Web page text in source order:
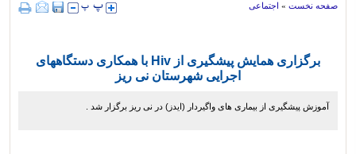
صفحه نخست » اجتماعی
برگزاری همایش پیشگیری از Hiv با همکاری دستگاههای
اجرایی شهرستان نی ریز
آموزش پیشگیری از بیماری های واگیردار (ایدز) در نی ریز برگزار شد .